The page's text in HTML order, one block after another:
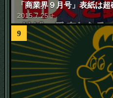
「商業界９月号」表紙は
2015.7.25 土
9